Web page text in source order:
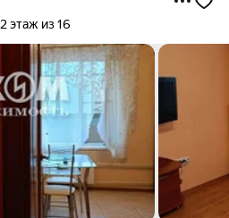
2 этаж из 16